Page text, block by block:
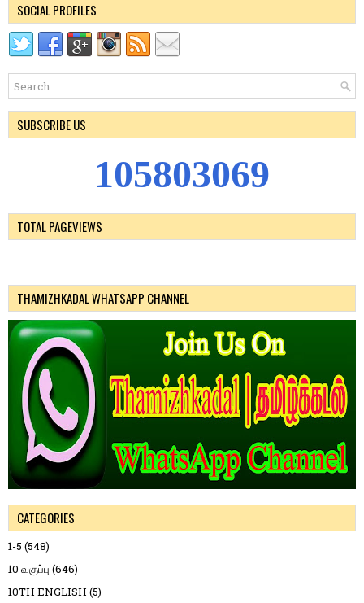
SOCIAL PROFILES
SUBSCRIBE US
105803069
TOTAL PAGEVIEWS
THAMIZHKADAL WHATSAPP CHANNEL
CATEGORIES
1-5 (548)
10 வகுப்பு (646)
10TH ENGLISH (5)